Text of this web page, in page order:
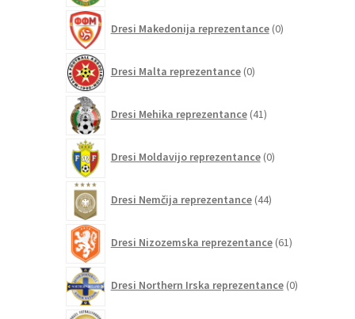
Dresi Makedonija reprezentance 0izdelkov
Dresi Malta reprezentance 0izdelkov
Dresi Mehika reprezentance 41izdelkov
Dresi Moldavijo reprezentance 0izdelkov
Dresi Nemčija reprezentance 44izdelkov
Dresi Nizozemska reprezentance 61izdelkov
Dresi Northern Irska reprezentance 0izdelkov